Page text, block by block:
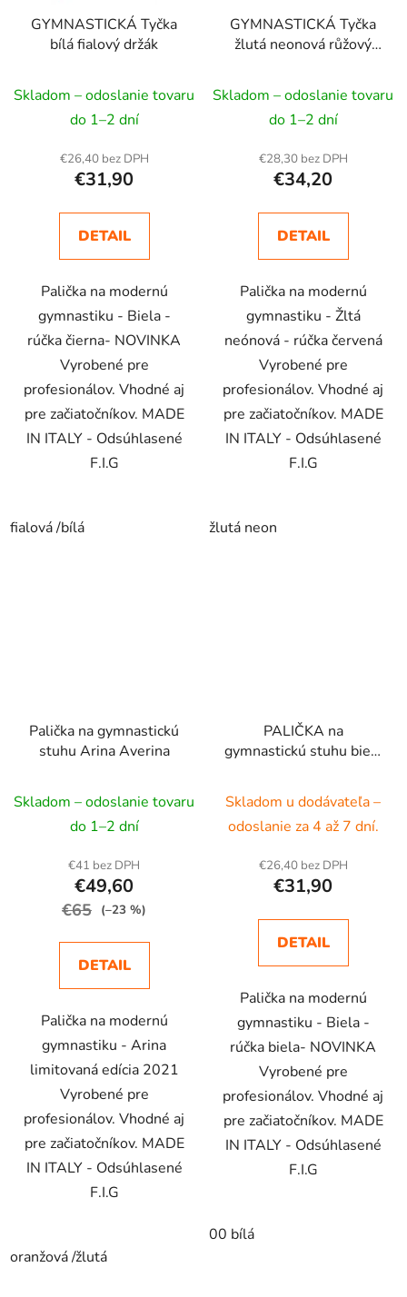
GYMNASTICKÁ Tyčka
bílá fialový držák
Skladom – odoslanie tovaru
do 1–2 dní
€26,40 bez DPH
€31,90
DETAIL
Palička na modernú
gymnastiku - Biela -
rúčka čierna- NOVINKA
Vyrobené pre
profesionálov. Vhodné aj
pre začiatočníkov. MADE
IN ITALY - Odsúhlasené
F.I.G
fialová /bílá
GYMNASTICKÁ Tyčka
žlutá neonová růžový
Skladom – odoslanie tovaru
do 1–2 dní
€28,30 bez DPH
€34,20
DETAIL
Palička na modernú
gymnastiku - Žltá
neónová - rúčka červená
Vyrobené pre
profesionálov. Vhodné aj
pre začiatočníkov. MADE
IN ITALY - Odsúhlasené
F.I.G
žlutá neon
Palička na gymnastickú
stuhu Arina Averina
Skladom – odoslanie tovaru
do 1–2 dní
€41 bez DPH
€49,60
€65 (–23 %)
DETAIL
Palička na modernú
gymnastiku - Arina
limitovaná edícia 2021
Vyrobené pre
profesionálov. Vhodné aj
pre začiatočníkov. MADE
IN ITALY - Odsúhlasené
F.I.G
oranžová /žlutá
PALIČKA na
gymnastickú stuhu biela
Skladom u dodávateľa –
odoslanie za 4 až 7 dní.
€26,40 bez DPH
€31,90
DETAIL
Palička na modernú
gymnastiku - Biela -
rúčka biela- NOVINKA
Vyrobené pre
profesionálov. Vhodné aj
pre začiatočníkov. MADE
IN ITALY - Odsúhlasené
F.I.G
00 bílá